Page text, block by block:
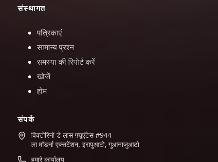
संस्थागत
पत्रिकाएं
सामान्य प्रश्न
समस्या की रिपोर्ट करें
खोजें
होम
संपर्क
विक्टोरिनो डे लास फ़्यूएंटेस #944
ला मॉडर्ना एक्सटेंशन, इरापुआटो, गुआनाजुआटो
हमारे कार्यालय